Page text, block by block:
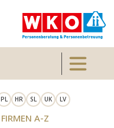
Toggle
PL HR SL UK LV
FIRMEN A-Z